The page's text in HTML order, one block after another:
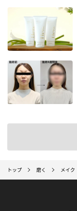
トップ 磨く メイク